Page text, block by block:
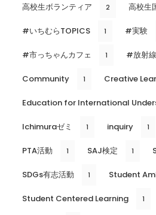
高校生ボランティア 2 高校生
#いちむらTOPICS 1 #実験
#市っちゃんカフェ 1 #放射線
Community 1 Creative
Education for International
Ichimuraゼミ 1 inquiry 1
PTA活動 1 SAJ検定 1
SDGs有志活動 1 Student
Student Centered Learning 1